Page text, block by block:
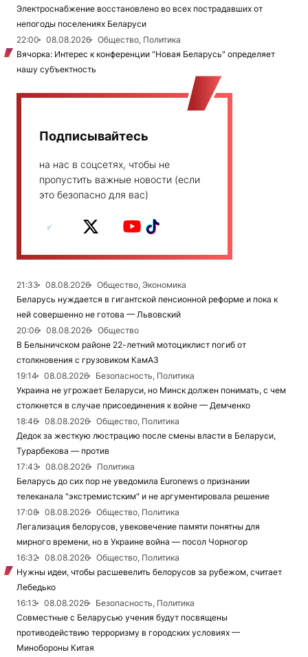
Электроснабжение восстановлено во всех пострадавших от
непогоды поселениях Беларуси
22:00
08.08.2026
Общество, Политика
Вячорка: Интерес к конференции "Новая Беларусь" определяет
нашу субъектность
Подписывайтесь
на нас в соцсетях, чтобы не
пропустить важные новости (если
это безопасно для вас)
21:33 08.08.2026
Общество, Экономика
Беларусь нуждается в гигантской пенсионной реформе и пока к
ней совершенно не готова — Львовский
20:06
08.08.2026
Общество
В Белыничском районе 22-летний мотоциклист погиб от
столкновения с грузовиком КамАЗ
19:14
08.08.2026
Безопасность, Политика
Украина не угрожает Беларуси, но Минск должен понимать, с чем
столкнется в случае присоединения к войне — Демченко
18:46
08.08.2026
Общество, Политика
Дедок за жесткую люстрацию после смены власти в Беларуси,
Турарбекова — против
17:43
08.08.2026
Политика
Беларусь до сих пор не уведомила Euronews о признании
телеканала "экстремистским" и не аргументировала решение
17:08
08.08.2026
Общество, Политика
Легализация белорусов, увековечение памяти понятны для
мирного времени, но в Украине война — посол Чорногор
16:32
08.08.2026
Общество, Политика
Нужны идеи, чтобы расшевелить белорусов за рубежом, считает
Лебедько
16:13
08.08.2026
Безопасность, Политика
Совместные с Беларусью учения будут посвящены
противодействию терроризму в городских условиях —
Минобороны Китая